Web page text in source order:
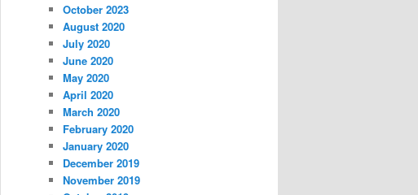
October 2023
August 2020
July 2020
June 2020
May 2020
April 2020
March 2020
February 2020
January 2020
December 2019
November 2019